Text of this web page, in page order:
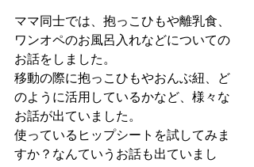
ママ同士では、抱っこひもや離乳食、
ワンオペのお風呂入れなどについての
お話をしました。
移動の際に抱っこひもやおんぶ紐、ど
のように活用しているかなど、様々な
お話が出ていました。
使っているヒップシートを試してみま
すか？なんていうお話も出ていまし